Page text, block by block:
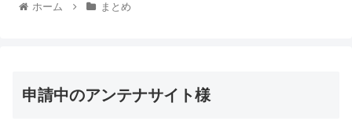
ホーム まとめ
申請中のアンテナサイト様